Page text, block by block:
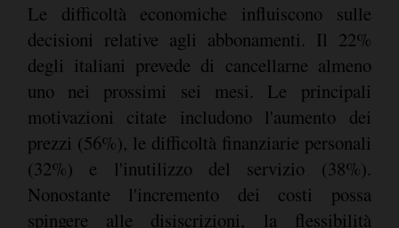
Le difficoltà economiche influiscono sulle
decisioni relative agli abbonamenti. Il 22%
degli italiani prevede di cancellarne almeno
uno nei prossimi sei mesi. Le principali
motivazioni citate includono l'aumento dei
prezzi (56%), le difficoltà finanziarie personali
(32%) e l'inutilizzo del servizio (38%).
Nonostante l'incremento dei costi possa
spingere alle disiscrizioni, la flessibilità